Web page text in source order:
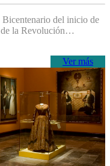
Bicentenario del inicio de
de la Revolución…
Ver más